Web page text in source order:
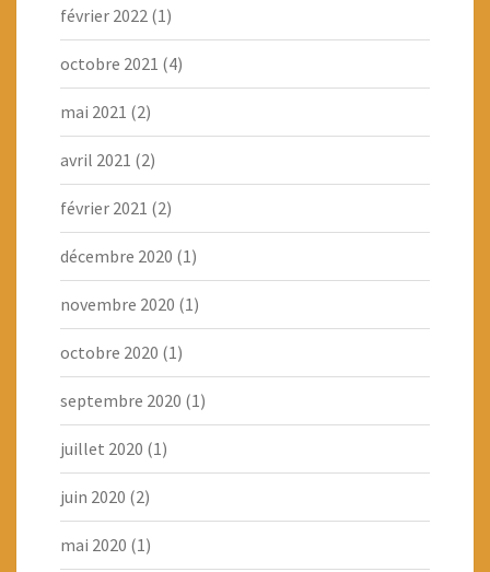
février 2022 (1)
octobre 2021 (4)
mai 2021 (2)
avril 2021 (2)
février 2021 (2)
décembre 2020 (1)
novembre 2020 (1)
octobre 2020 (1)
septembre 2020 (1)
juillet 2020 (1)
juin 2020 (2)
mai 2020 (1)